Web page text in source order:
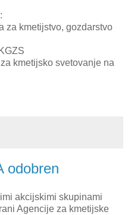
za kmetijstvo, gozdarstvo
kmetijsko svetovanje na
odobren
akcijskimi skupinami
Agencije za kmetijske